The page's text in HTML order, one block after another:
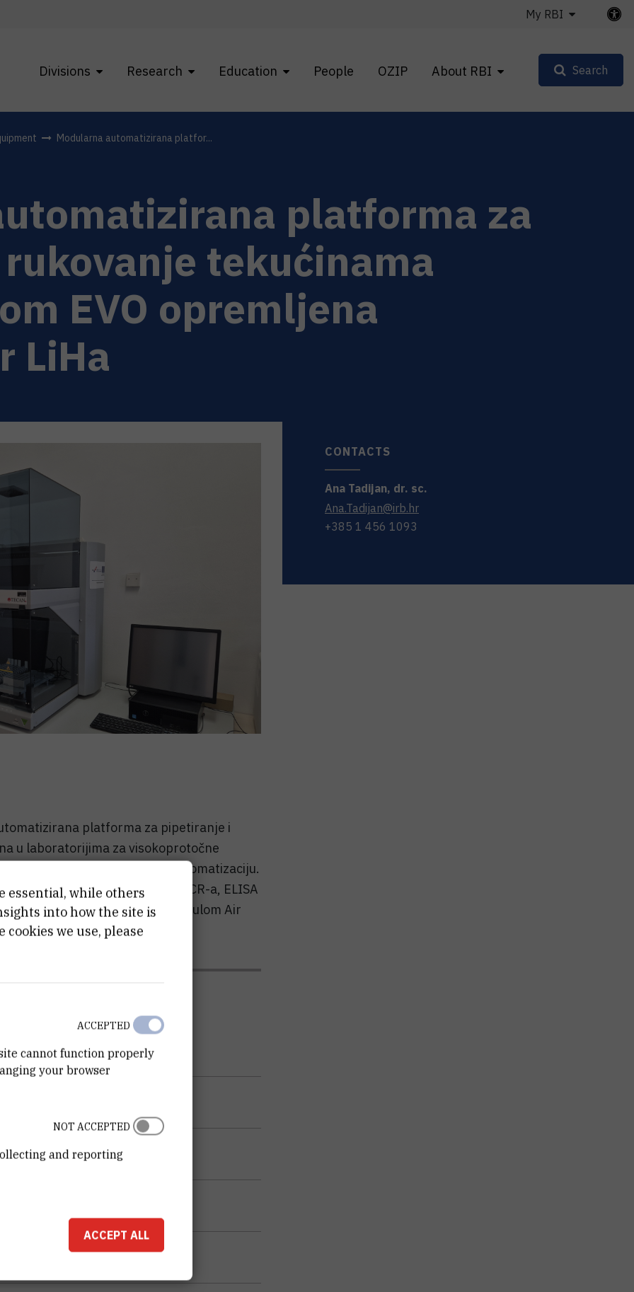
Divisions Research Education People OZIP About RBI
My RBI
Search
Modularna automatizirana platfor...
platforma za
tekućinama
EVO opremljena
LiHa
CONTACTS
Ana Tadijan, dr. sc.
Ana.Tadijan@irb.hr
+385 1 456 1093
platforma za pipetiranje i
u laboratorijima za visokoprotočne
i drugu laboratorijsku automatizaciju.
uključujući automatizaciju PCR-a, ELISA
aplikacije. Opremljen je modulom Air
essential, while others
into how the site is
we use, please
cannot function properly
your browser
ACCEPTED
and reporting
NOT ACCEPTED
ACCEPT ALL